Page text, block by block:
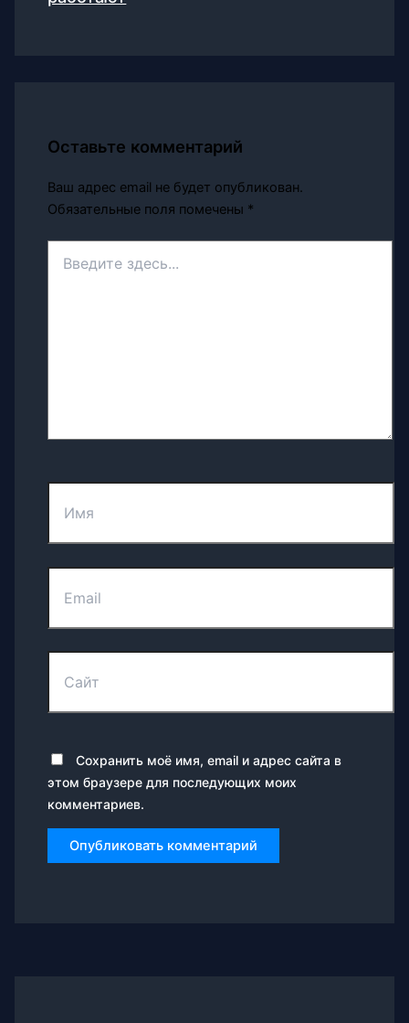
Оставьте комментарий
Ваш адрес email не будет опубликован.
Обязательные поля помечены *
здесь...
Сохранить моё имя, email и адрес сайта в
этом браузере для последующих моих
комментариев.